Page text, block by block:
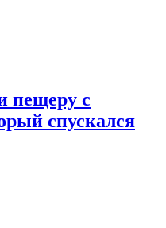
пещеру с
спускался